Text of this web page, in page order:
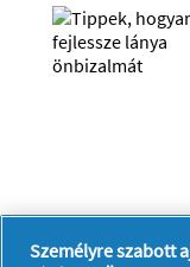
Rólunk
Személyre szabott